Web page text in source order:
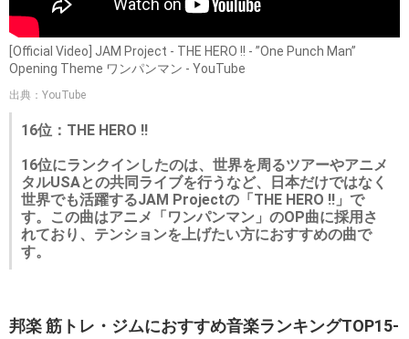
[Official Video] JAM Project - THE HERO !! - ”One Punch Man”
Opening Theme ワンパンマン - YouTube
出典：YouTube
16位：THE HERO !!
16位にランクインしたのは、世界を周るツアーやアニメ
タルUSAとの共同ライブを行うなど、日本だけではなく
世界でも活躍するJAM Projectの「THE HERO !!」で
す。この曲はアニメ「ワンパンマン」のOP曲に採用さ
れており、テンションを上げたい方におすすめの曲で
す。
邦楽 筋トレ・ジムにおすすめ音楽ランキングTOP15-